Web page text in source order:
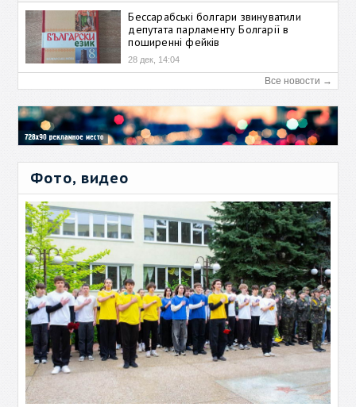
Бессарабські болгари звинуватили
депутата парламенту Болгарії в
поширенні фейків
28 дек, 14:04
Все новости →
Фото, видео